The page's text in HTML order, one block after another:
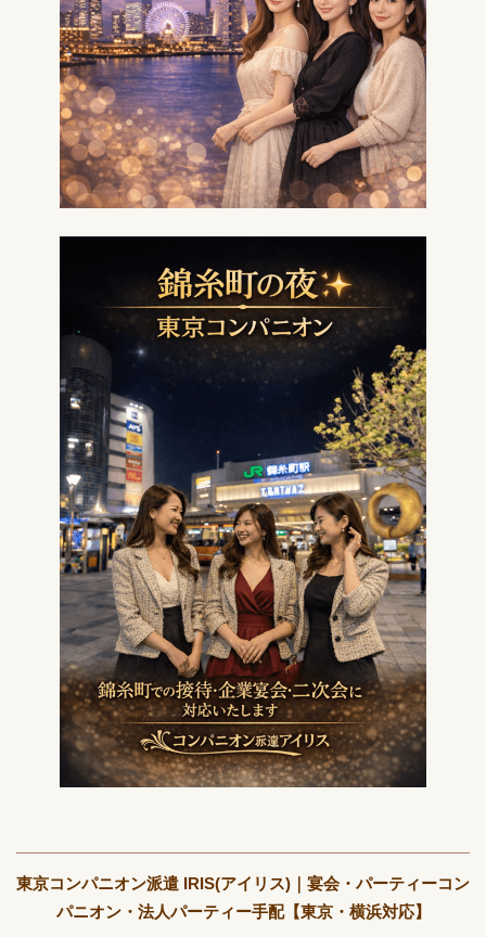
東京コンパニオン派遣 IRIS(アイリス)｜宴会・パーティーコン
パニオン・法人パーティー手配【東京・横浜対応】